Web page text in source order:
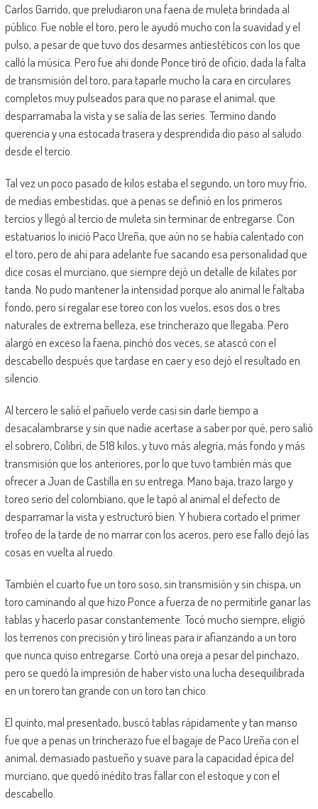
Carlos Garrido, que preludiaron una faena de muleta brindada al
público. Fue noble el toro, pero le ayudó mucho con la suavidad y el
pulso, a pesar de que tuvo dos desarmes antiestéticos con los que
calló la música. Pero fue ahí donde Ponce tiró de oficio, dada la falta
de transmisión del toro, para taparle mucho la cara en circulares
completos muy pulseados para que no parase el animal, que
desparramaba la vista y se salía de las series. Termino dando
querencia y una estocada trasera y desprendida dio paso al saludo
desde el tercio.
Tal vez un poco pasado de kilos estaba el segundo, un toro muy frío,
de medias embestidas, que a penas se definió en los primeros
tercios y llegó al tercio de muleta sin terminar de entregarse. Con
estatuarios lo inició Paco Ureña, que aún no se había calentado con
el toro, pero de ahí para adelante fue sacando esa personalidad que
dice cosas el murciano, que siempre dejó un detalle de kilates por
tanda. No pudo mantener la intensidad porque alo animal le faltaba
fondo, pero sí regalar ese toreo con los vuelos, esos dos o tres
naturales de extrema belleza, ese trincherazo que llegaba. Pero
alargó en exceso la faena, pinchó dos veces, se atascó con el
descabello después que tardase en caer y eso dejó el resultado en
silencio.
Al tercero le salió el pañuelo verde casi sin darle tiempo a
desacalambrarse y sin que nadie acertase a saber por qué, pero salió
el sobrero, Colibrí, de 518 kilos, y tuvo más alegría, más fondo y más
transmisión que los anteriores, por lo que tuvo también más que
ofrecer a Juan de Castilla en su entrega. Mano baja, trazo largo y
toreo serio del colombiano, que le tapó al animal el defecto de
desparramar la vista y estructuró bien. Y hubiera cortado el primer
trofeo de la tarde de no marrar con los aceros, pero ese fallo dejó las
cosas en vuelta al ruedo.
También el cuarto fue un toro soso, sin transmisión y sin chispa, un
toro caminando al que hizo Ponce a fuerza de no permitirle ganar las
tablas y hacerlo pasar constantemente. Tocó mucho siempre, eligió
los terrenos con precisión y tiró líneas para ir afianzando a un toro
que nunca quiso entregarse. Cortó una oreja a pesar del pinchazo,
pero se quedó la impresión de haber visto una lucha desequilibrada
en un torero tan grande con un toro tan chico.
El quinto, mal presentado, buscó tablas rápidamente y tan manso
fue que a penas un trincherazo fue el bagaje de Paco Ureña con el
animal, demasiado pastueño y suave para la capacidad épica del
murciano, que quedó inédito tras fallar con el estoque y con el
descabello.